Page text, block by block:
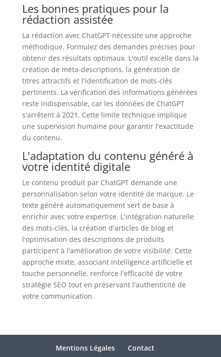
Les bonnes pratiques pour la
rédaction assistée
La rédaction avec ChatGPT nécessite une approche
méthodique. Formulez des demandes précises pour
obtenir des résultats optimaux. L'outil excelle dans la
création de méta-descriptions, la génération de
titres attractifs et l'identification de mots-clés
pertinents. La vérification des informations générées
reste indispensable, car les données de ChatGPT
s'arrêtent à 2021. Cette limite technique implique
une supervision humaine pour garantir l'exactitude
du contenu.
L'adaptation du contenu généré à
votre identité digitale
Le contenu produit par ChatGPT demande une
personnalisation selon votre identité de marque. Le
texte généré automatiquement sert de base à
enrichir avec votre expertise. L'intégration naturelle
des mots-clés, la création d'articles de blog et
l'optimisation des descriptions de produits
participent à l'amélioration de votre visibilité. Cette
approche mixte, associant intelligence artificielle et
touche personnelle, renforce l'efficacité de votre
stratégie SEO tout en préservant l'authenticité de
votre communication.
Mentions Légales Contact